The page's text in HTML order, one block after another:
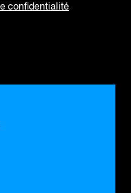
confidentialité